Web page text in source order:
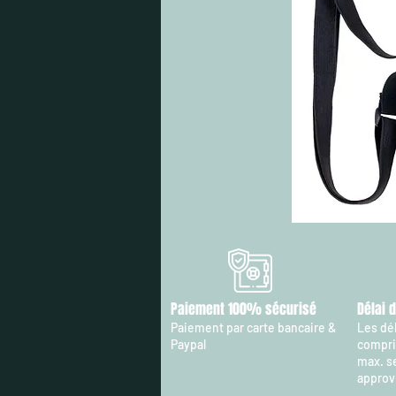
Paiement 100% sécurisé
Paiement par carte bancaire &
Paypal
Délai
Les
max.